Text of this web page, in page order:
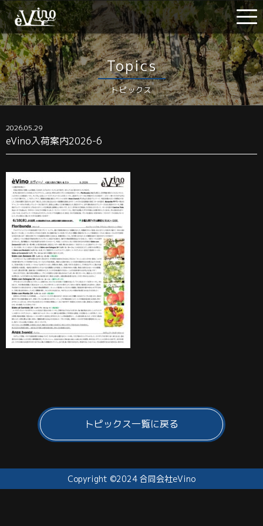
Topics
トピックス
2026.05.29
eVino入荷案内2026-6
トピックス一覧に戻る
Copyright ©2024 合同会社eVino